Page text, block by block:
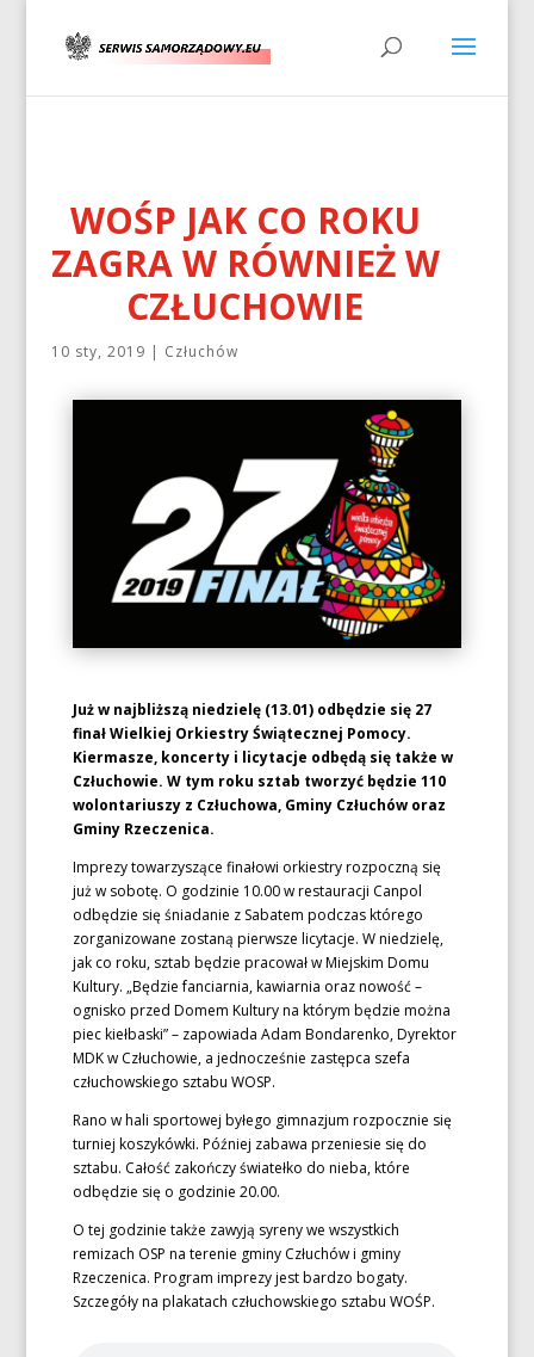
WOŚP JAK CO ROKU
ZAGRA W RÓWNIEŻ W
CZŁUCHOWIE
10 sty, 2019 | Człuchów
Już w najbliższą niedzielę (13.01) odbędzie się 27
finał Wielkiej Orkiestry Świątecznej Pomocy.
Kiermasze, koncerty i licytacje odbędą się także w
Człuchowie. W tym roku sztab tworzyć będzie 110
wolontariuszy z Człuchowa, Gminy Człuchów oraz
Gminy Rzeczenica.
Imprezy towarzyszące finałowi orkiestry rozpoczną się
już w sobotę. O godzinie 10.00 w restauracji Canpol
odbędzie się śniadanie z Sabatem podczas którego
zorganizowane zostaną pierwsze licytacje. W niedzielę,
jak co roku, sztab będzie pracował w Miejskim Domu
Kultury. „Będzie fanciarnia, kawiarnia oraz nowość –
ognisko przed Domem Kultury na którym będzie można
piec kiełbaski” – zapowiada Adam Bondarenko, Dyrektor
MDK w Człuchowie, a jednocześnie zastępca szefa
człuchowskiego sztabu WOSP.
Rano w hali sportowej byłego gimnazjum rozpocznie się
turniej koszykówki. Później zabawa przeniesie się do
sztabu. Całość zakończy światełko do nieba, które
odbędzie się o godzinie 20.00.
O tej godzinie także zawyją syreny we wszystkich
remizach OSP na terenie gminy Człuchów i gminy
Rzeczenica. Program imprezy jest bardzo bogaty.
Szczegóły na plakatach człuchowskiego sztabu WOŚP.